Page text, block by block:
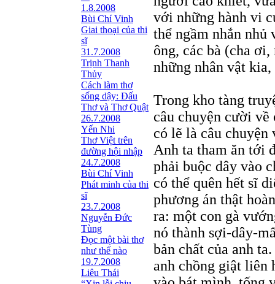
1.8.2008
Bùi Chí Vinh
Giai thoại của thi
sĩ
31.7.2008
Trịnh Thanh
Thủy
Cách làm thơ
sống dậy: Đấu
Thơ và Thơ Quật
26.7.2008
Yến Nhi
Thơ Việt trên
đường hội nhập
24.7.2008
Bùi Chí Vinh
Phát minh của thi
sĩ
23.7.2008
Nguyễn Đức
Tùng
Ðọc một bài thơ
như thế nào
19.7.2008
Liêu Thái
với những hành vi
thể ngầm nhắn
ông, các bà (cha
những nhân vật
Trong kho tàng
câu chuyện cười
có lẽ là câu
Anh ta tham ăn tới
phải buộc dây vào
có thể quên hết sĩ
phương án thật
ra: một con gà
nó thành sợi-dây-
bản chất của anh
anh chồng giật liên